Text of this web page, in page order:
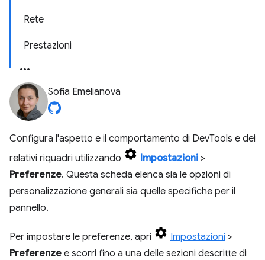
Rete
Prestazioni
Sofia Emelianova
Configura l'aspetto e il comportamento di DevTools e dei
relativi riquadri utilizzando
Impostazioni >
Preferenze. Questa scheda elenca sia le opzioni di
personalizzazione generali sia quelle specifiche per il
pannello.
Per impostare le preferenze, apri Impostazioni >
Preferenze e scorri fino a una delle sezioni descritte di